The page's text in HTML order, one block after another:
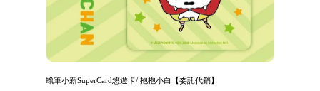
蠟筆小新SuperCard悠遊卡/ 抱抱小白【委託代銷】